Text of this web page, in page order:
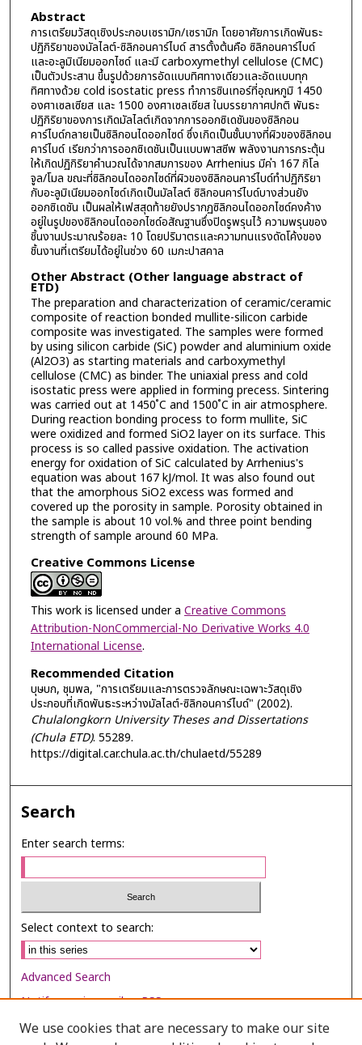
Abstract
การเตรียมวัสดุเชิงประกอบเซรามิก/เซรามิก โดยอาศัยการเกิดพันธะ
ปฏิกิริยาของมัลไลต์-ซิลิกอนคาร์ไบด์ สารตั้งต้นคือ ซิลิกอนคาร์ไบด์
และอะลูมิเนียมออกไซด์ และมี carboxymethyl cellulose (CMC)
เป็นตัวประสาน ขึ้นรูปด้วยการอัดแบบทิศทางเดียวและอัดแบบทุก
ทิศทางด้วย cold isostatic press ทำการซินเทอร์ที่อุณหภูมิ 1450
องศาเซลเซียส และ 1500 องศาเซลเซียส ในบรรยากาศปกติ พันธะ
ปฏิกิริยาของการเกิดมัลไลต์เกิดจากการออกซิเดชันของซิลิกอน
คาร์ไบด์กลายเป็นซิลิกอนไดออกไซด์ ซึ่งเกิดเป็นชั้นบางที่ผิวของซิลิกอน
คาร์ไบด์ เรียกว่าการออกซิเดชันเป็นแบบพาสซีพ พลังงานการกระตุ้น
ให้เกิดปฏิกิริยาคำนวณได้จากสมการของ Arrhenius มีค่า 167 กิโล
จูล/โมล ขณะที่ซิลิกอนไดออกไซด์ที่ผิวของซิลิกอนคาร์ไบด์ทำปฏิกิริยา
กับอะลูมิเนียมออกไซด์เกิดเป็นมัลไลต์ ซิลิกอนคาร์ไบด์บางส่วนยัง
ออกซิเดชัน เป็นผลให้เฟสสุดท้ายยังปรากฏซิลิกอนไดออกไซด์คงค้าง
อยู่ในรูปของซิลิกอนไดออกไซด์อสัณฐานซึ่งปิดรูพรุนไว้ ความพรุนของ
ชิ้นงานประมาณร้อยละ 10 โดยปริมาตรและความทนแรงดัดโค้งของ
ชิ้นงานที่เตรียมได้อยู่ในช่วง 60 เมกะปาสคาล
Other Abstract (Other language abstract of
ETD)
The preparation and characterization of ceramic/ceramic
composite of reaction bonded mullite-silicon carbide
composite was investigated. The samples were formed
by using silicon carbide (SiC) powder and aluminium oxide
(Al2O3) as starting materials and carboxymethyl
cellulose (CMC) as binder. The uniaxial press and cold
isostatic press were applied in forming precess. Sintering
was carried out at 1450 ํC and 1500 ํC in air atmosphere.
During reaction bonding process to form mullite, SiC
were oxidized and formed SiO2 layer on its surface. This
process is so called passive oxidation. The activation
energy for oxidation of SiC calculated by Arrhenius's
equation was about 167 kJ/mol. It was also found out
that the amorphous SiO2 excess was formed and
covered up the porosity in sample. Porosity obtained in
the sample is about 10 vol.% and three point bending
strength of sample around 60 MPa.
Creative Commons License
This work is licensed under a Creative Commons
Attribution-NonCommercial-No Derivative Works 4.0
International License.
Recommended Citation
บุษบก, ชุมพล, "การเตรียมและการตรวจลักษณะเฉพาะวัสดุเชิง
ประกอบที่เกิดพันธะระหว่างมัลไลต์-ซิลิกอนคาร์ไบด์" (2002).
Chulalongkorn University Theses and Dissertations
(Chula ETD). 55289.
https://digital.car.chula.ac.th/chulaetd/55289
Search
Enter search terms:
Select context to search:
Advanced Search
Notify me via email orRSS
We use cookies that are necessary to make our site